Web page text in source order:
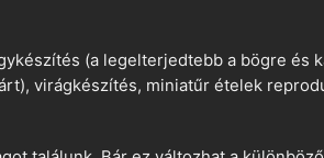
(a legelterjedtebb a bögre és
virágkészítés, miniatűr ételek